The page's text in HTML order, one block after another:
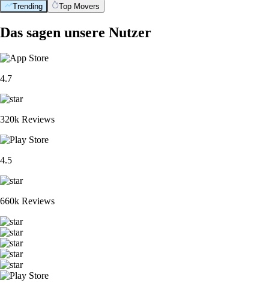
Trending Top Movers
Das sagen unsere Nutzer
4.7
320k Reviews
4.5
660k Reviews